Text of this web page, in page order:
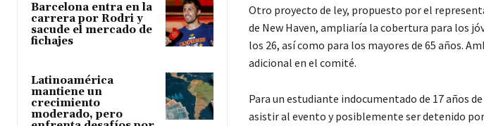
Barcelona entra en la
carrera por Rodri y
sacude el mercado de
fichajes
Latinoamérica
mantiene un
crecimiento
moderado, pero
Otro proyecto de ley, propuesto por el
de New Haven, ampliaría la cobertura para los
los 26, así como para los mayores de 65 años.
adicional en el comité.
Para un estudiante indocumentado de 17 años
asistir al evento y posiblemente ser detenido